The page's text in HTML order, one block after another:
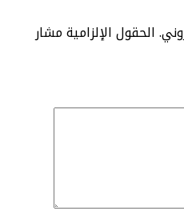
الحقول الإلزامية مشار